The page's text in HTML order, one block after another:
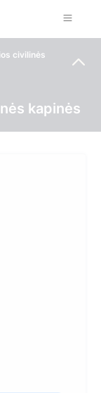
civilinės
kapinės